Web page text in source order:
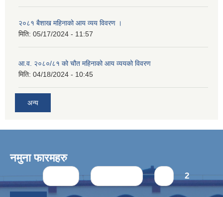
२०८१ बैशाख महिनाको आय व्यय विवरण ।
मिति: 05/17/2024 - 11:57
आ.व. २०८०/८१ को चौत महिनाको आय व्ययको विवरण
मिति: 04/18/2024 - 10:45
अन्य
नमुना फारमहरु
Pages 2